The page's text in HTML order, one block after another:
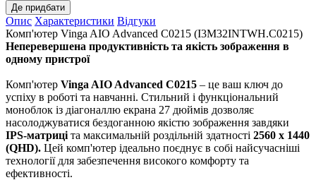
Де придбати
Опис Характеристики Відгуки
Комп'ютер Vinga AIO Advanced C0215 (I3M32INTWH.C0215)
Неперевершена продуктивність та якість зображення в
одному пристрої
Комп'ютер Vinga AIO Advanced C0215 – це ваш ключ до
успіху в роботі та навчанні. Стильний і функціональний
моноблок із діагоналлю екрана 27 дюймів дозволяє
насолоджуватися бездоганною якістю зображення завдяки
IPS-матриці та максимальній роздільній здатності 2560 x 1440
(QHD). Цей комп'ютер ідеально поєднує в собі найсучасніші
технології для забезпечення високого комфорту та
ефективності.